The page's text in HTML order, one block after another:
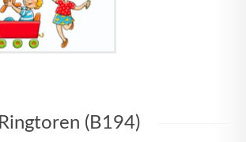
Ringtoren (B194)